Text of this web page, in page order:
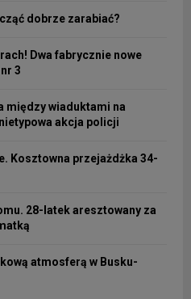
dobrze zarabiać?
Dwa fabrycznie nowe
3
między wiaduktami na
akcja policji
Kosztowna przejażdżka 34-
28-latek aresztowany za
atmosferą w Busku-